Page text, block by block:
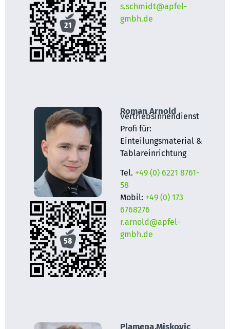
s.schmidt@apfel-
gmbh.de
Roman Arnold
Vertriebsinnendienst
Profi für:
Einteilungsmaterial &
Tablareinrichtung
Tel. +49 (0) 6221 8761-
58
Mobil: +49 (0) 173
6768276
r.arnold@apfel-
gmbh.de
Plamena Miskovic